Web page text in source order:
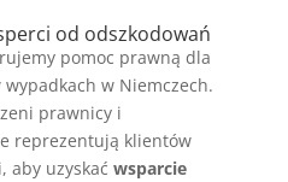
od odszkodowań
pomoc prawną dla
w Niemczech.
prawnicy i
reprezentują klientów
aby uzyskać wsparcie